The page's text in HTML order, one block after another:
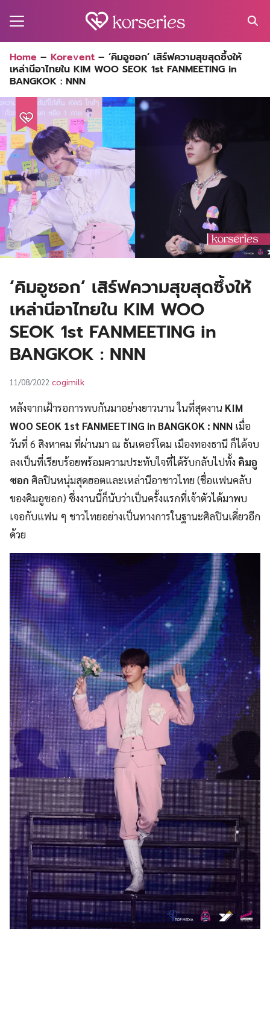
for:
Home – Korevent – ‘คิมอูซอก’ เสิร์ฟความสุขสุดซึ้งให้
เหล่านีอาไทยใน KIM WOO SEOK 1st FANMEETING in
BANGKOK : NNN
‘คิมอูซอก’ เสิร์ฟความสุขสุดซึ้งให้
เหล่านีอาไทยใน KIM WOO
SEOK 1st FANMEETING in
BANGKOK : NNN
11/08/2022 cogimilk
หลังจากเฝ้ารอการพบกันมาอย่างยาวนาน ในที่สุดงาน KIM
WOO SEOK 1st FANMEETING in BANGKOK : NNN เมื่อ
วันที่ 6 สิงหาคม ที่ผ่านมา ณ ธันเดอร์โดม เมืองทองธานี ก็ได้จบ
ลงเป็นที่เรียบร้อยพร้อมความประทับใจที่ได้รับกลับไปทั้ง คิมอู
ซอก ศิลปินหนุ่มสุดฮอตและเหล่านีอาชาวไทย (ชื่อแฟนคลับ
ของคิมอูซอก) ซึ่งงานนี้ก็นับว่าเป็นครั้งแรกที่เจ้าตัวได้มาพบ
เจอกับแฟน ๆ ชาวไทยอย่างเป็นทางการในฐานะศิลปินเดี่ยวอีก
ด้วย